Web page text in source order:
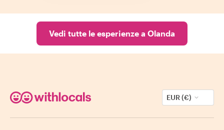
Vedi tutte le esperienze a Olanda
EUR (€)